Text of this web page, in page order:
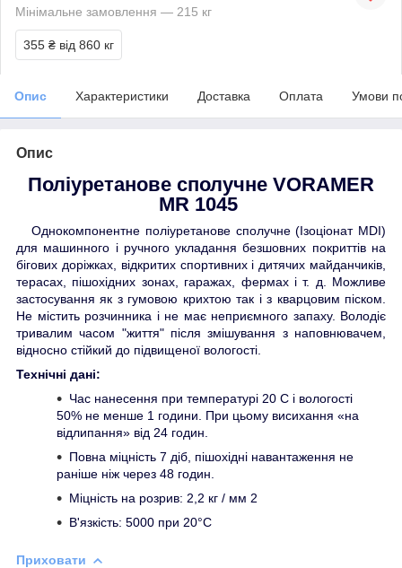
Мінімальне замовлення — 215 кг
355 ₴ від 860 кг
Опис Характеристики Доставка Оплата Умови
Опис
Поліуретанове сполучне VORAMER
MR 1045
Однокомпонентне поліуретанове сполучне (Ізоціонат MDI)
для машинного і ручного укладання безшовних покриттів на
бігових доріжках, відкритих спортивнихі дитячих майданчиків,
терасах, пішохідних зонах, гаражах
фермах і т. д. Можливе
застосування як з гумовою крихтою так і з кварцовим піском
Не містить розчинника і не має неприємного запаху. Володіє
тривалим часом "життя" після змішування з наповнювачем,
відносно стійкий до підвищеної вологості.
Технічні дані:
Час нанесення при температурі 20 С і вологості
50% не менше 1 години. При цьому висихання «на
відлипання» від 24 годин.
Повна міцність 7 діб, пішохідні навантаження не
раніше ніж через 48 годин.
Міцність на розрив: 2,2 кг / мм 2
В'язкість: 5000 при 20°C
Приховати